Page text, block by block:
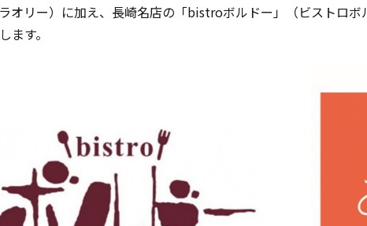
リー）に加え、長崎名店の「bistroボルドー」（ビストロボ
す。